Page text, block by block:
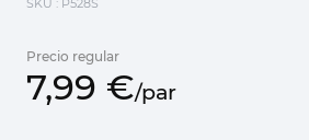
SKU : P528S
Precio regular
7,99 €/par